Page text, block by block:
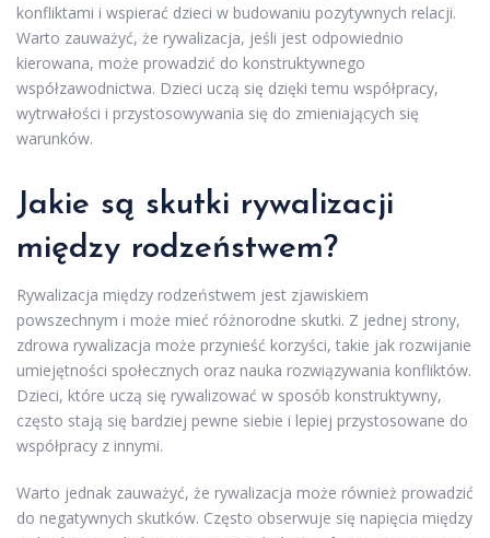
konfliktami i wspierać dzieci w budowaniu pozytywnych relacji.
Warto zauważyć, że rywalizacja, jeśli jest odpowiednio
kierowana, może prowadzić do konstruktywnego
współzawodnictwa. Dzieci uczą się dzięki temu współpracy,
wytrwałości i przystosowywania się do zmieniających się
warunków.
Jakie są skutki rywalizacji
między rodzeństwem?
Rywalizacja między rodzeństwem jest zjawiskiem
powszechnym i może mieć różnorodne skutki. Z jednej strony,
zdrowa rywalizacja może przynieść korzyści, takie jak rozwijanie
umiejętności społecznych oraz nauka rozwiązywania konfliktów.
Dzieci, które uczą się rywalizować w sposób konstruktywny,
często stają się bardziej pewne siebie i lepiej przystosowane do
współpracy z innymi.
Warto jednak zauważyć, że rywalizacja może również prowadzić
do negatywnych skutków. Często obserwuje się napięcia między